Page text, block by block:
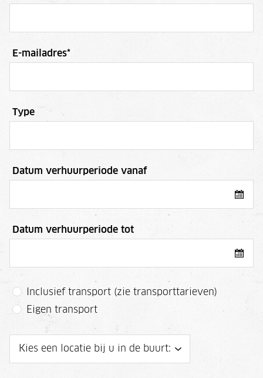
E-mailadres*
Type
Datum verhuurperiode vanaf
Datum verhuurperiode tot
Inclusief transport (zie transporttarieven)
Eigen transport